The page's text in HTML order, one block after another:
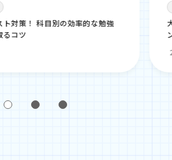
ト対策！ 科目別の効率的な勉強
るコツ